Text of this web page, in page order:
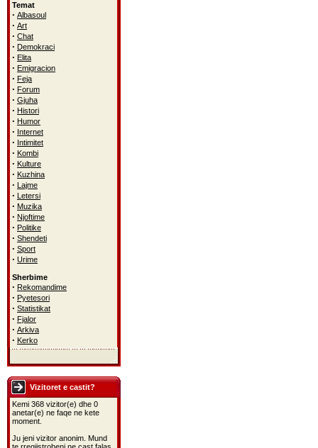
Temat
· Albasoul
· Art
· Chat
· Demokraci
· Elita
· Emigracion
· Feja
· Forum
· Gjuha
· Histori
· Humor
· Internet
· Intimitet
· Kombi
· Kulture
· Kuzhina
· Lajme
· Letersi
· Muzika
· Njoftime
· Politike
· Shendeti
· Sport
· Urime
Sherbime
· Rekomandime
· Pyetesori
· Statistikat
· Fjalor
· Arkiva
· Kerko
Vizitoret e castit?
Kemi 368 vizitor(e) dhe 0
anetar(e) ne faqe ne kete
moment.
Ju jeni vizitor anonim. Mund